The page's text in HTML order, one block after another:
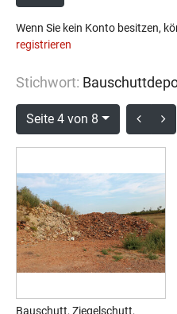
Wenn Sie kein Konto besitzen,
registrieren
Stichwort:
Seite 4 von 8
Bauschutt, Ziegelschutt,